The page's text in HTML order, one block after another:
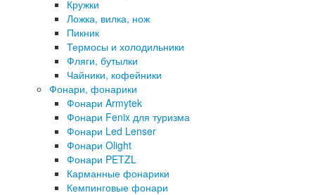
Кружки
Ложка, вилка, нож
Пикник
Термосы и холодильники
Фляги, бутылки
Чайники, кофейники
Фонари, фонарики
Фонари Armytek
Фонари Fenix для туризма
Фонари Led Lenser
Фонари Olight
Фонари PETZL
Карманные фонарики
Кемпинговые фонари